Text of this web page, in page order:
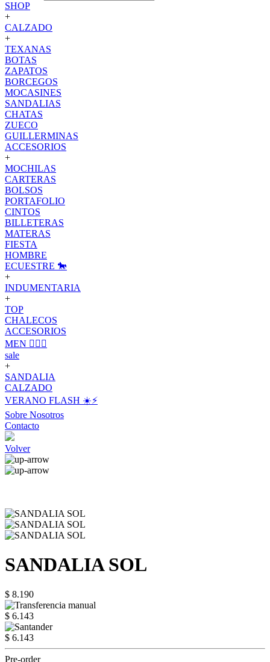
SHOP
+
CALZADO
+
TEXANAS
BOTAS
ZAPATOS
BORCEGOS
MOCASINES
SANDALIAS
CHATAS
ZUECO
GUILLERMINAS
ACCESORIOS
+
MOCHILAS
CARTERAS
BOLSOS
PORTAFOLIO
CINTOS
BILLETERAS
MATERAS
FIESTA
HOMBRE
ECUESTRE 🐎
+
INDUMENTARIA
+
TOP
CHALECOS
ACCESORIOS
MEN 🙋🏽‍♂️
sale
+
SANDALIA
CALZADO
VERANO FLASH ☀️⚡️
Sobre Nosotros
Contacto
Volver
SANDALIA SOL
$ 8.190
$ 6.143
$ 6.143
Pre-order